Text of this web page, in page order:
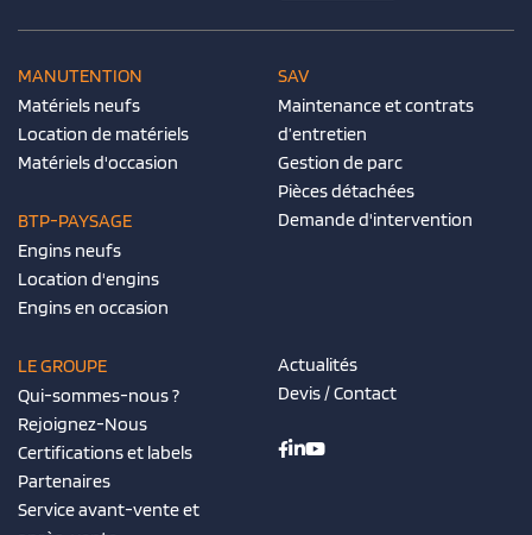
MANUTENTION
Matériels neufs
Location de matériels
Matériels d'occasion
BTP-PAYSAGE
Engins neufs
Location d'engins
Engins en occasion
SAV
Maintenance et contrats
d’entretien
Gestion de parc
Pièces détachées
Demande d'intervention
LE GROUPE
Qui-sommes-nous ?
Rejoignez-Nous
Certifications et labels
Partenaires
Service avant-vente et
Actualités
Devis / Contact